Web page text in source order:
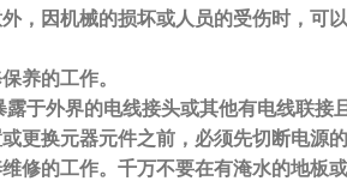
，因机械的损坏或人员的受伤时，可
修保养的工作。
于外界的电线接头或其他有电线联接
或更换元器元件之前，必须先切断
修的工作。千万不要在有淹水的地板